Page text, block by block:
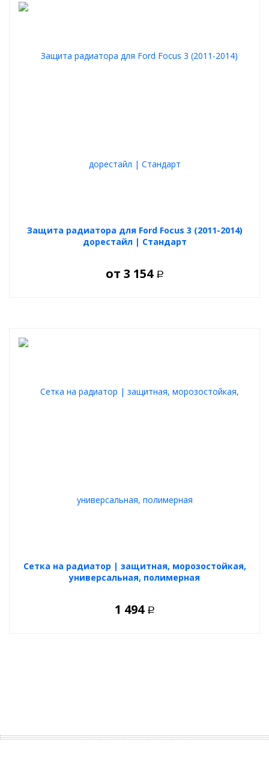
Защита радиатора для Ford Focus 3 (2011-2014)
дорестайл | Стандарт
от 3 154 Р
Cетка на радиатор | защитная, морозостойкая,
универсальная, полимерная
1 494 Р